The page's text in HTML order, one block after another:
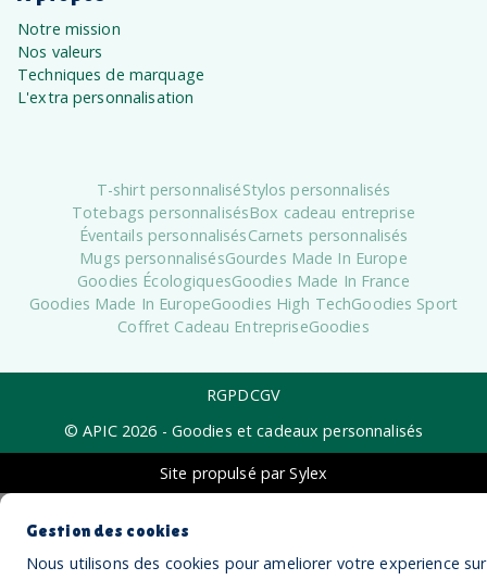
Notre mission
Nos valeurs
Techniques de marquage
L'extra personnalisation
T-shirt personnaliséStylos personnalisés
Totebags personnalisésBox cadeau entreprise
Éventails personnalisésCarnets personnalisés
Mugs personnalisésGourdes Made In Europe
Goodies ÉcologiquesGoodies Made In France
Goodies Made In EuropeGoodies High TechGoodies Sport
Coffret Cadeau EntrepriseGoodies
RGPDCGV
© APIC 2026 - Goodies et cadeaux personnalisés
Site propulsé par Sylex
Gestion des cookies
Nous utilisons des cookies pour ameliorer votre experience sur